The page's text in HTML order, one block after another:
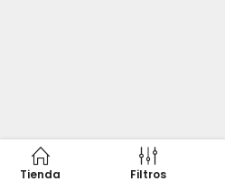
Tienda Filtros